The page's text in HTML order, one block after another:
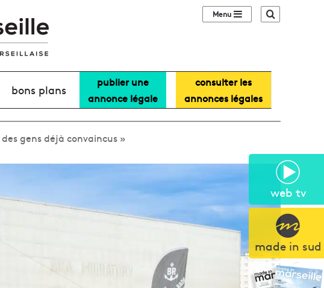
web tv
made in sud
Sidebar (barre
bons plans
publier une
annonce légale
consulter les
annonces légales
gens déjà convaincus »